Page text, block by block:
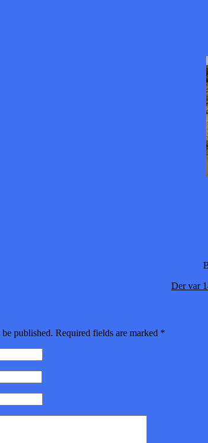
Der var
published. Required fields are marked *